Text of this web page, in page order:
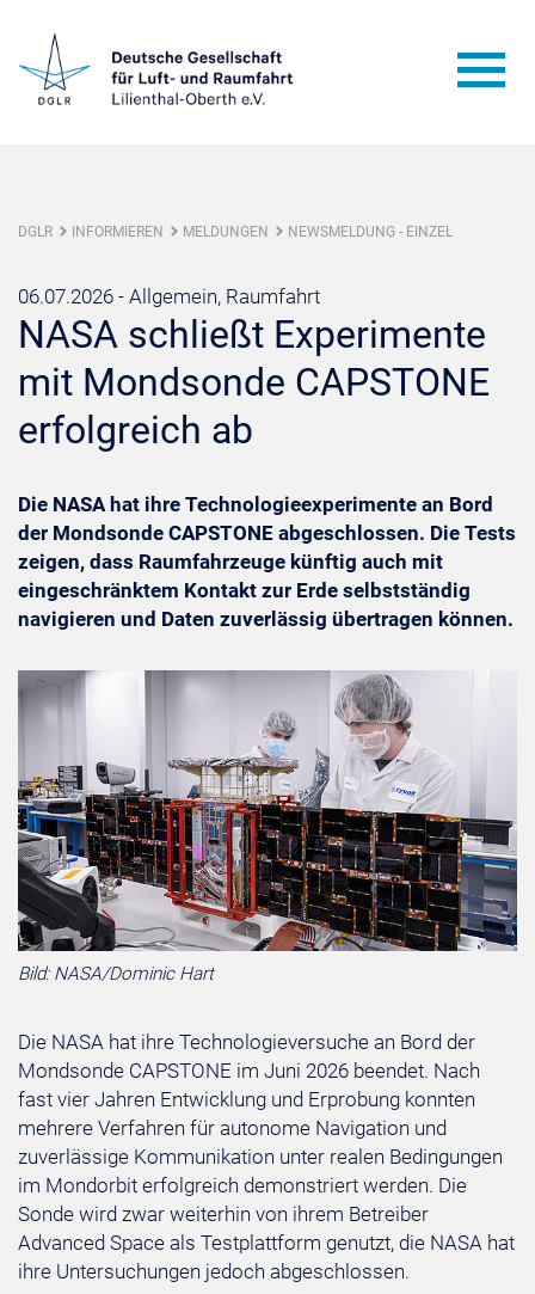
DGLR INFORMIEREN MELDUNGEN NEWSMELDUNG - EINZEL
06.07.2026 - Allgemein, Raumfahrt
NASA schließt Experimente
mit Mondsonde CAPSTONE
erfolgreich ab
Die NASA hat ihre Technologieexperimente an Bord
der Mondsonde CAPSTONE abgeschlossen. Die Tests
zeigen, dass Raumfahrzeuge künftig auch mit
eingeschränktem Kontakt zur Erde selbstständig
navigieren und Daten zuverlässig übertragen können.
Bild: NASA/Dominic Hart
Die NASA hat ihre Technologieversuche an Bord der
Mondsonde CAPSTONE im Juni 2026 beendet. Nach
fast vier Jahren Entwicklung und Erprobung konnten
mehrere Verfahren für autonome Navigation und
zuverlässige Kommunikation unter realen Bedingungen
im Mondorbit erfolgreich demonstriert werden. Die
Sonde wird zwar weiterhin von ihrem Betreiber
Advanced Space als Testplattform genutzt, die NASA hat
ihre Untersuchungen jedoch abgeschlossen.